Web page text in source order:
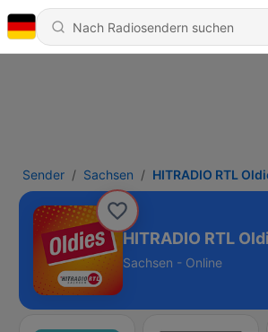
Sender Sachsen HITRADIO RTL
HITRADIO RTL
Sachsen - Online